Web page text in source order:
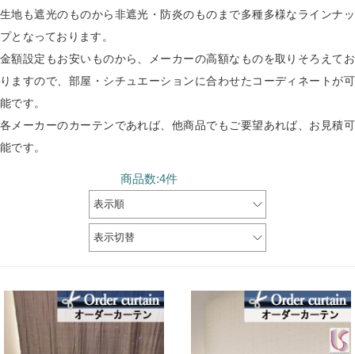
生地も遮光のものから非遮光・防炎のものまで多種多様なラインナッ
プとなっております。
金額設定もお安いものから、メーカーの高額なものを取りそろえてお
りますので、部屋・シチュエーションに合わせたコーディネートが可
能です。
各メーカーのカーテンであれば、他商品でもご要望あれば、お見積可
能です。
商品数:4件
表示順
表示切替